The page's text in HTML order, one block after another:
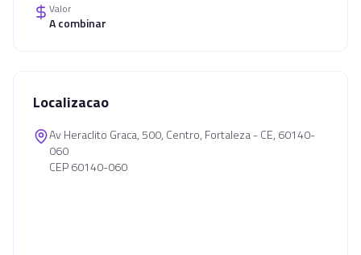
Valor
A combinar
Localizacao
Av Heraclito Graca, 500, Centro, Fortaleza - CE, 60140-
060
CEP 60140-060